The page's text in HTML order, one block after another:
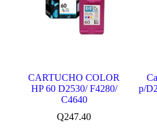
CARTUCHO COLOR
HP 60 D2530/ F4280/
C4640
Q247.40
p/